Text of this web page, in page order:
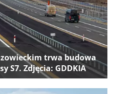
trwa budowa
S7. Zdjęcia: GDDKIA